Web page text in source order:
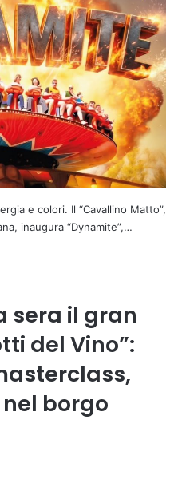
e colori. Il “Cavallino Matto”,
inaugura “Dynamite”,…
sera il gran
del Vino”:
borgo